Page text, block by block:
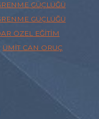
GÜÇLÜĞÜ
GÜÇLÜĞÜ
ÖZEL EĞITIM
ÜMIT CAN ORUÇ